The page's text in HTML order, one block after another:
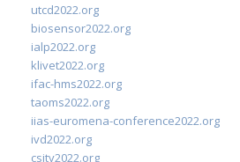
utcd2022.org
biosensor2022.org
ialp2022.org
klivet2022.org
ifac-hms2022.org
taoms2022.org
iias-euromena-conference2022.org
ivd2022.org
csity2022.org